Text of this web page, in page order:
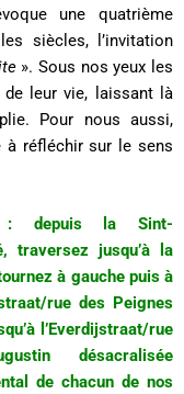
une quatrième
siècles, l’invitation
». Sous nos yeux les
leur vie, laissant là
Pour nous aussi,
à réfléchir sur le sens
: depuis la Sint-
traversez jusqu’à la
à gauche puis à
rue des Peignes
l’Everdijstraat/rue
désacralisée
de chacun de nos